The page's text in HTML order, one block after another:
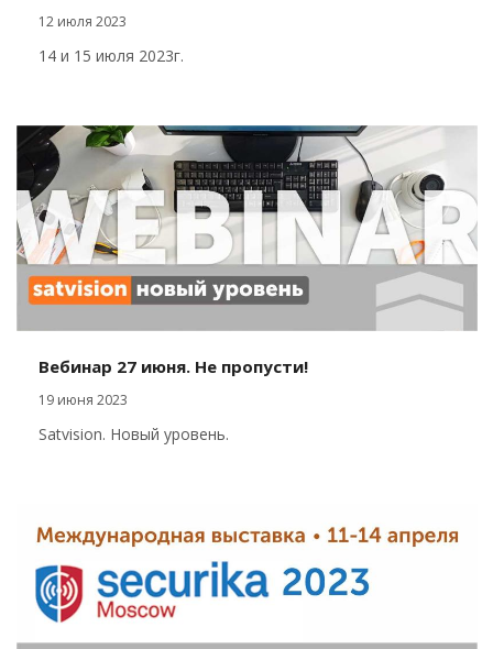
12 июля 2023
14 и 15 июля 2023г.
Вебинар 27 июня. Не пропусти!
19 июня 2023
Satvision. Новый уровень.